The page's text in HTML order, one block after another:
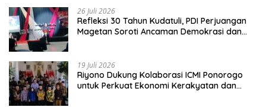
26 Juli 2026
Refleksi 30 Tahun Kudatuli, PDI Perjuangan
Magetan Soroti Ancaman Demokrasi dan
19 Juli 2026
Riyono Dukung Kolaborasi ICMI Ponorogo
untuk Perkuat Ekonomi Kerakyatan dan